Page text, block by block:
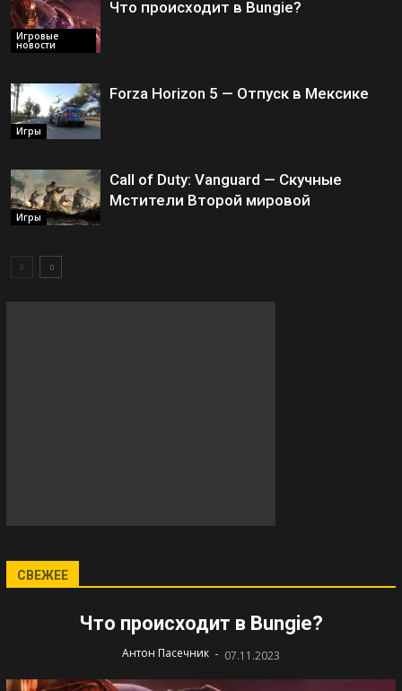
Игровые
новости
Что происходит в Bungie?
Игры
Forza Horizon 5 — Отпуск в Мексике
Игры
Call of Duty: Vanguard — Скучные
Мстители Второй мировой
СВЕЖЕЕ
Что происходит в Bungie?
Антон Пасечник - 07.11.2023